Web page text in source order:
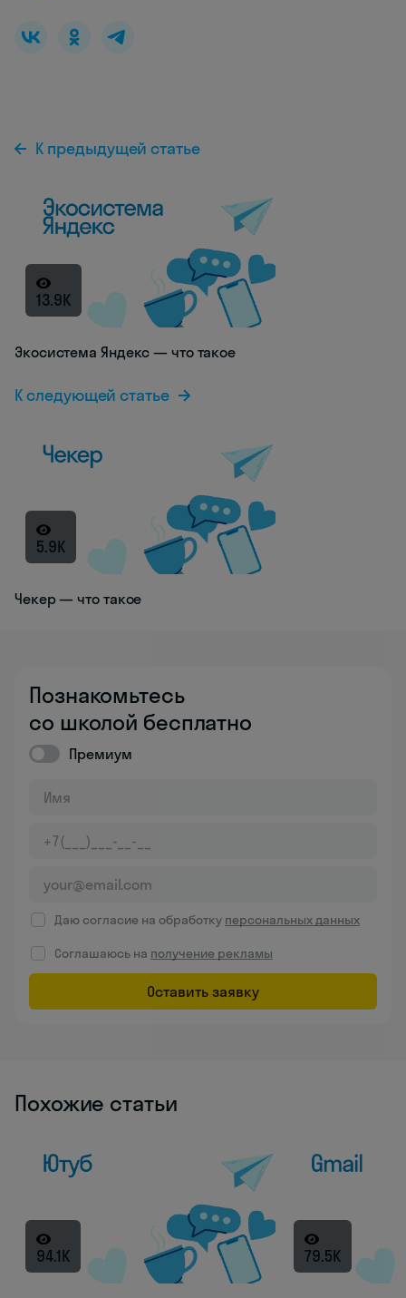
К предыдущей статье
13.9K
Экосистема Яндекс — что такое
К следующей статье
5.9K
Чекер — что такое
Познакомьтесь
со школой бесплатно
Премиум
Даю согласие на обработку персональных данных
Соглашаюсь на получение рекламы
Оставить заявку
Похожие статьи
94.1K 79.5K